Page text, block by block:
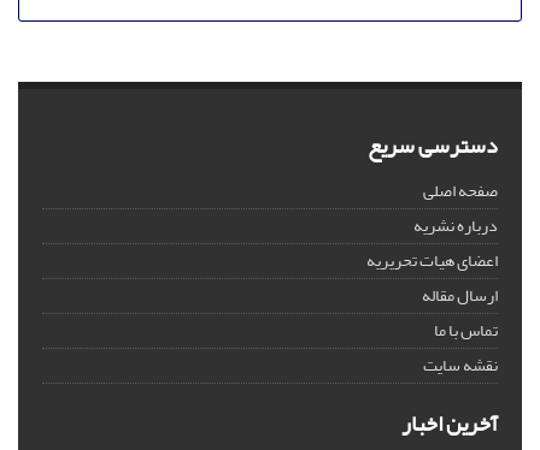
دسترسی سریع
صفحه اصلی
درباره نشریه
اعضای هیات تحریریه
ارسال مقاله
تماس با ما
نقشه سایت
آخرین اخبار